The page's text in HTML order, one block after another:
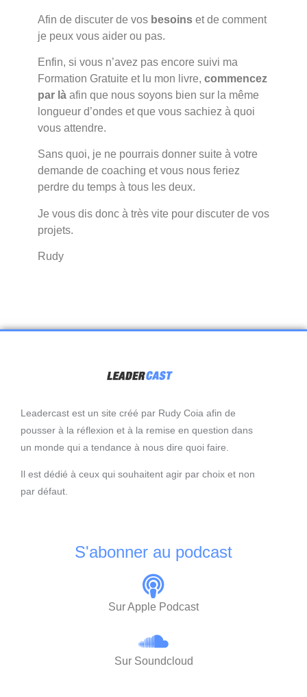
Afin de discuter de vos besoinset de comment
je peux vous aider ou pas.
Enfin, si vous n’avez pas encore suivi ma
Formation Gratuite et lu mon livre, commencez
par làafin que nous soyons bien sur la même
longueur d’ondes et que vous sachiez à quoi
vous attendre.
Sans quoi, je ne pourrais donner suite à votre
demande de coaching et vous nous feriez
perdre du temps à tous les deux.
Je vous dis donc à très vite pour discuter de vos
projets.
Rudy
Leadercast est un site créé par Rudy Coia afin de
pousser à la réflexion et à la remise en question dans
un monde qui a tendance à nous dire quoi faire.
Il est dédié à ceux qui souhaitent agir par choix et non
par défaut.
S'abonner au podcast
Sur Apple Podcast
Sur Soundcloud